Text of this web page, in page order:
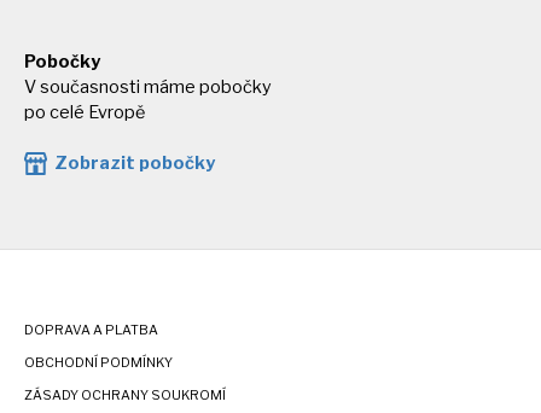
Pobočky
V současnosti máme pobočky
po celé Evropě
Zobrazit pobočky
DOPRAVA A PLATBA
OBCHODNÍ PODMÍNKY
ZÁSADY OCHRANY SOUKROMÍ